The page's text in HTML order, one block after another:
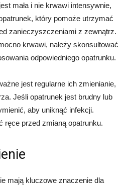
mała i nie krwawi intensywnie,
który pomoże utrzymać
zanieczyszczeniami z zewnątrz.
krwawi, należy skonsultować
odpowiedniego opatrunku.
jest regularne ich zmienianie,
Jeśli opatrunek jest brudny lub
aby uniknąć infekcji.
ręce przed zmianą opatrunku.
mają kluczowe znaczenie dla